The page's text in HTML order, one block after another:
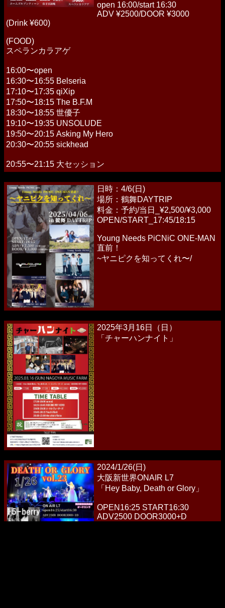
open 16:00/start 16:30
ADV ¥2500/DOOR ¥3000
(Drink ¥600)
(FOOD)
スペランカラアゲ
16:00〜open
16:30〜16:55 Belseria
17:10〜17:35 qiXip
17:50〜18:15 The B.F.M
18:30〜18:55 世優子
19:10〜19:35 UNSOLUDE
19:50〜20:15 Asking My Hero
20:30〜20:55 sickhead
20:55〜21:15 大セッション
日時：4/6(日)
場所：鶴舞DAYTRIP
料金：予約/当日_¥2,500/¥3,000
OPEN/START_17:45/18:15
Young Needs PiCNiC ONE-MAN
直前！
~ヤニピクを知ってくれ〜/
2025年3月16日（日）
「チャーハンナイト」
2024/1/26(日)
大阪新世界ONAIR L7
「Hey Baby, Death or Glory」
OPEN16:25 START16:30
ADV2500 DOOR3000+D